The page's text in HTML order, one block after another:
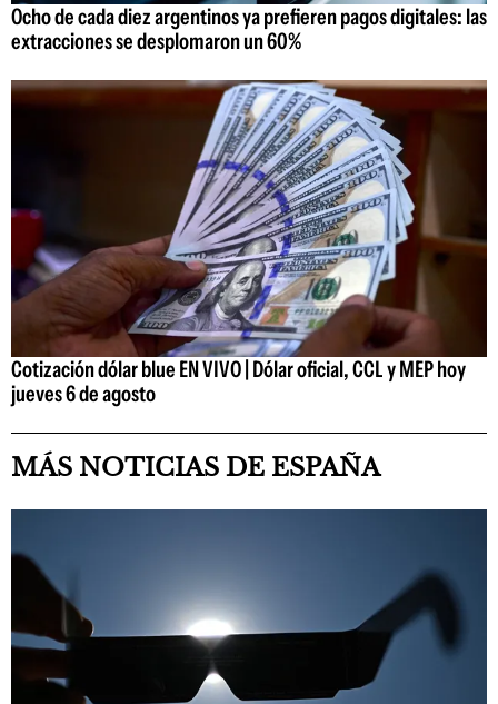
Ocho de cada diez argentinos ya prefieren pagos digitales: las
extracciones se desplomaron un 60%
Cotización dólar blue EN VIVO | Dólar oficial, CCL y MEP hoy
jueves 6 de agosto
MÁS NOTICIAS DE ESPAÑA